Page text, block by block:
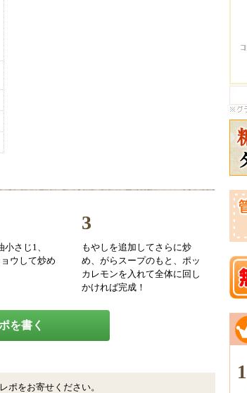
さじ1、
ョウして炒め
3
もやしを追加してさらに炒
め、がらスープのもと、ポッ
カレモンを入れて全体に回し
かければ完成！
を書く
ポをお寄せください。
1